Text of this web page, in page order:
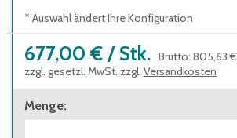
* Auswahl ändert Ihre Konfiguration
677,00 € / Stk. Brutto: 805,63 €
zzgl. gesetzl. MwSt. zzgl. Versandkosten
Menge: